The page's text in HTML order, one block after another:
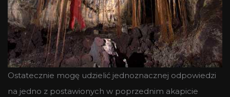
Ostatecznie mogę udzielić jednoznacznej odpowiedzi
na jedno z postawionych w poprzednim akapicie